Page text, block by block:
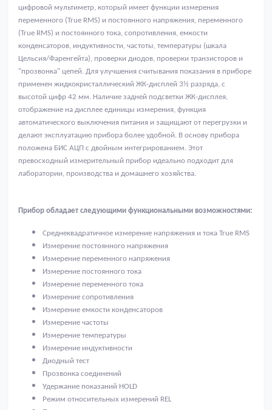
цифровой мультиметр, который имеет функции измерения
переменного (True RMS) и постоянного напряжения, переменного
(True RMS) и постоянного тока, сопротивления, емкости
конденсаторов, индуктивности, частоты, температуры (шкала
Цельсия/Фаренгейта), проверки диодов, проверки транзисторов и
"прозвонка" цепей. Для улучшения считывания показания в приборе
применен жидкокристаллический ЖК-дисплей 3½ разряда, с
высотой цифр 42 мм. Наличие задней подсветки ЖК-дисплея,
отображение на дисплее единицы измерения, функция
автоматического выключения питания и защищают от перегрузки и
делают эксплуатацию прибора более удобной. В основу прибора
положена БИС АЦП с двойным интегрированием. Этот
превосходный измерительный прибор идеально подходит для
лаборатории, производства и домашнего хозяйства.
Прибор обладает следующими функциональными возможностями:
Среднеквадратичное измерение напряжения и тока True RMS
Измерение постоянного напряжения
Измерение переменного напряжения
Измерение постоянного тока
Измерение переменного тока
Измерение сопротивления
Измерение емкости конденсаторов
Измерение частоты
Измерение температуры
Измерение индуктивности
Диодный тест
Прозвонка соединений
Удержание показаний HOLD
Режим относительных измерений REL